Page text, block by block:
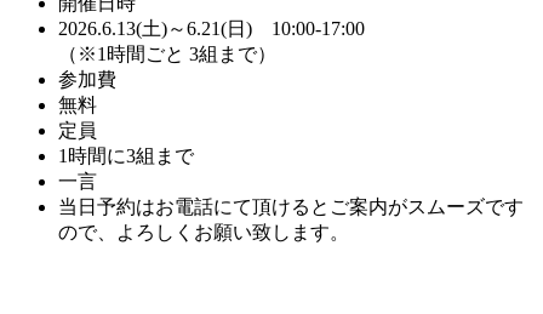
2026.6.13(土)～6.21(日) 10:00-17:00
（※1時間ごと 3組まで）
参加費
無料
定員
1時間に3組まで
一言
当日予約はお電話にて頂けるとご案内がスムーズです
ので、よろしくお願い致します。